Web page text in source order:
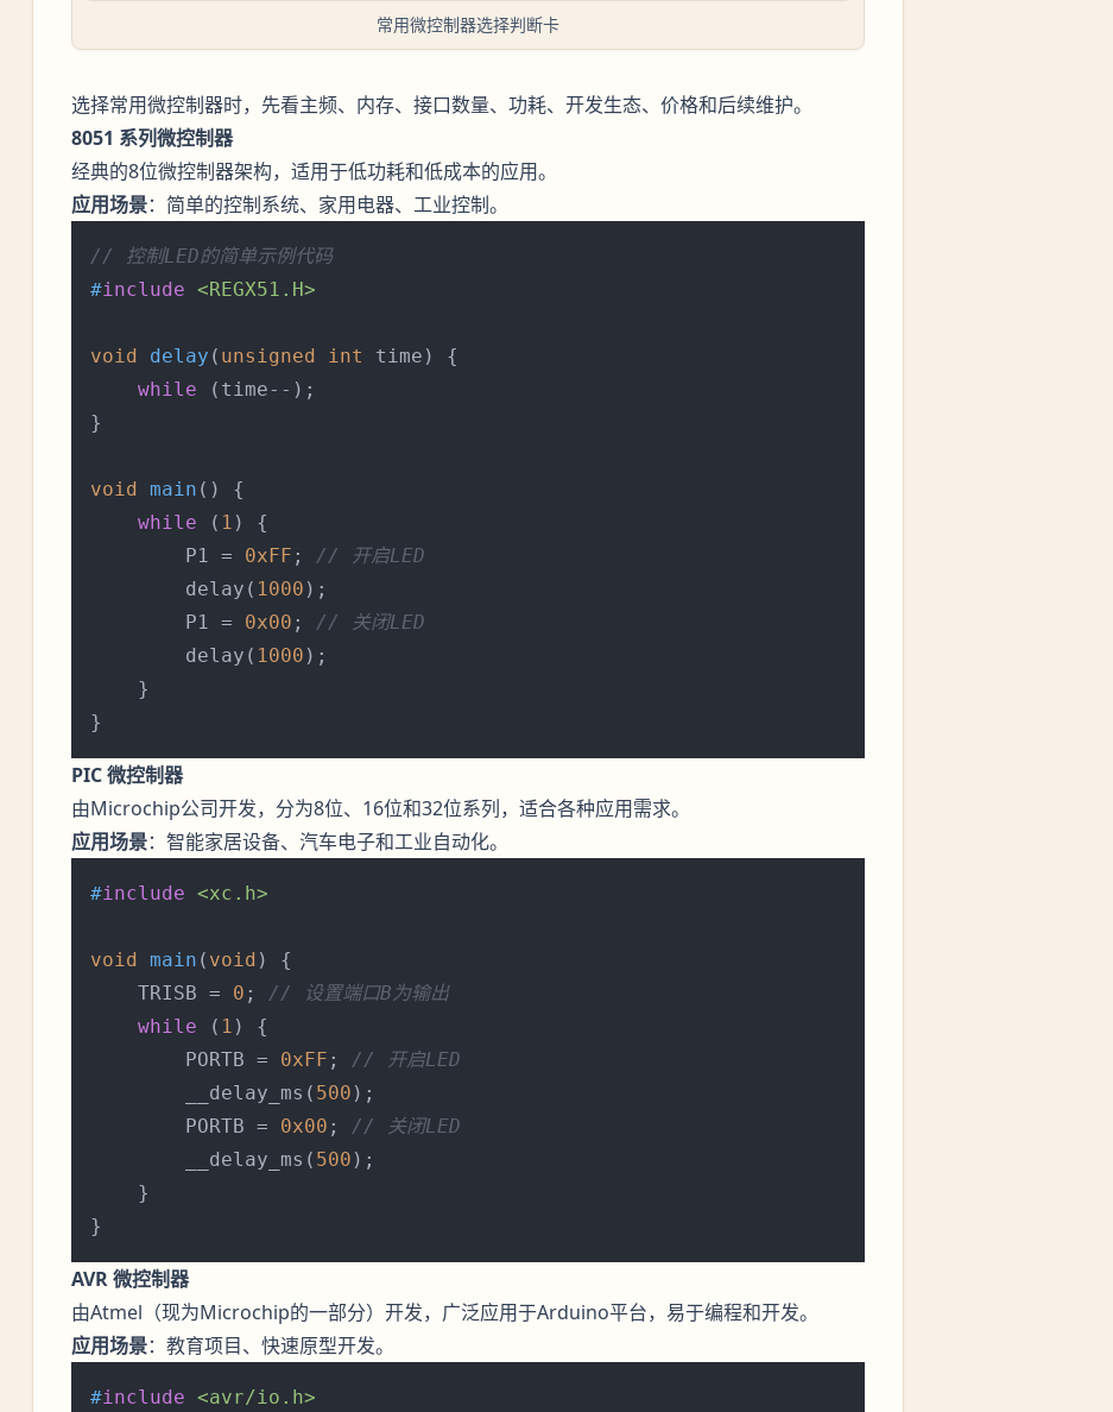
常用微控制器选择判断卡
选择常用微控制器时，先看主频、内存、接口数量、功耗、开发生态、价格和后续维护。
8051 系列微控制器
经典的8位微控制器架构，适用于低功耗和低成本的应用。
应用场景：简单的控制系统、家用电器、工业控制。
// 控制LED的简单示例代码
#include <REGX51.H>
void delay ( unsigned int time)
{
while (time--);
}
void main ()
{
while ( 1 ) {
        P1 =
0xFF ; // 开启LED
        delay(
1000 );
        P1 =
0x00 ; // 关闭LED
        delay(
1000 );
    }
PIC 微控制器
由Microchip公司开发，分为8位、16位和32位系列，适合各种应用需求。
应用场景：智能家居设备、汽车电子和工业自动化。
#include <xc.h>
void main ( void )
{
    TRISB =
0 ; // 设置端口B为输出
while ( 1 ) {
        PORTB =
0xFF ; // 开启LED
        __delay_ms(
500 );
        PORTB =
0x00 ; // 关闭LED
        __delay_ms(
500 );
    }
AVR 微控制器
由Atmel（现为Microchip的一部分）开发，广泛应用于Arduino平台，易于编程和开发。
应用场景：教育项目、快速原型开发。
#include <avr/io.h>